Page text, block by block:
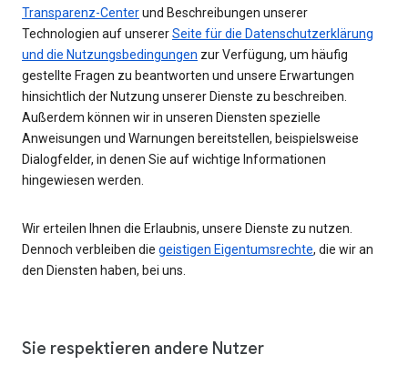
Transparenz-Centerund Beschreibungen unserer
Technologien auf unsererSeite für die Datenschutzerklärung
und die Nutzungsbedingungen zur Verfügung, um häufig
gestellte Fragen zu beantworten und unsere Erwartungen
hinsichtlich der Nutzung unserer Dienste zu beschreiben.
Außerdem können wir in unseren Diensten spezielle
Anweisungen und Warnungen bereitstellen, beispielsweise
Dialogfelder, in denen Sie auf wichtige Informationen
hingewiesen werden.
Wir erteilen Ihnen die Erlaubnis, unsere Dienste zu nutzen.
Dennoch verbleiben die geistigen Eigentumsrechte, die wir an
den Diensten haben, bei uns.
Sie respektieren andere Nutzer